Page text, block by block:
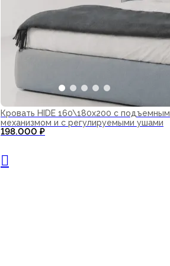
Кровать HIDE 160\180х200 с подъемным
механизмом и с регулируемыми ушами
198.000 ₽